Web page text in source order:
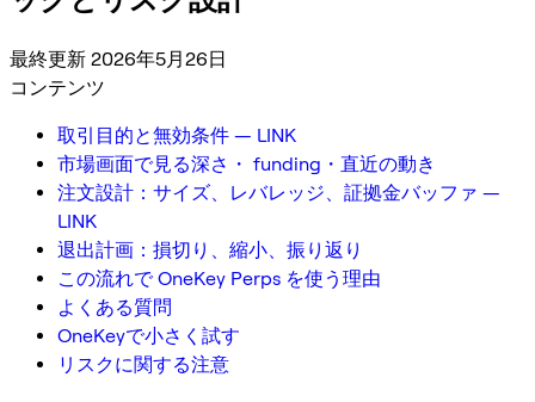
最終更新 2026年5月26日
コンテンツ
取引目的と無効条件 — LINK
市場画面で見る深さ・ funding・直近の動き
注文設計：サイズ、レバレッジ、証拠金バッファ —
LINK
退出計画：損切り、縮小、振り返り
この流れで OneKey Perps を使う理由
よくある質問
OneKeyで小さく試す
リスクに関する注意